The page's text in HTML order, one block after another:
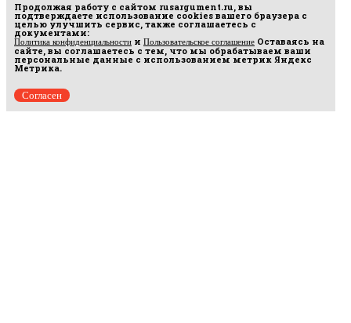
Продолжая работу с сайтом rusargument.ru, вы
подтверждаете использование cookies вашего браузера с
целью улучшить сервис, также соглашаетесь с
документами:
Политика конфиденциальности и Пользовательское соглашение Оставаясь на
сайте, вы соглашаетесь с тем, что мы обрабатываем ваши
персональные данные с использованием метрик Яндекс
Метрика.
Согласен